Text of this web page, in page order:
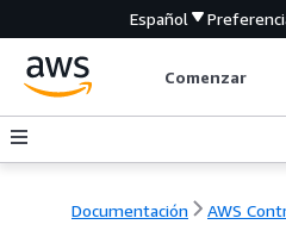
Español
Comenzar
Documentación AWS